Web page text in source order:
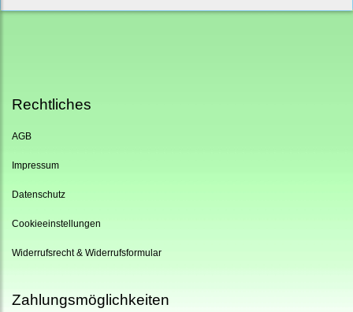
Rechtliches
AGB
Impressum
Datenschutz
Cookieeinstellungen
Widerrufsrecht & Widerrufsformular
Zahlungsmöglichkeiten